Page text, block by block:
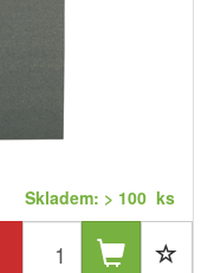
Skladem: > 100 ks